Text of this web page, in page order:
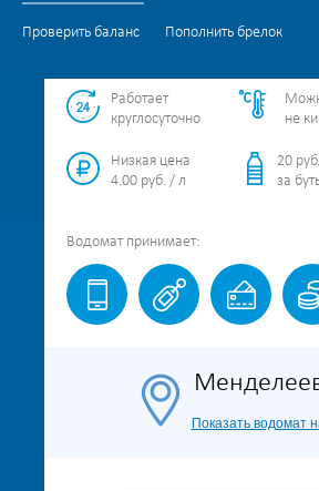
Проверить баланс Пополнить брелок
Работает
круглосуточно
не
Низкая цена
4.00 руб. / л
20
за
Водомат принимает:
Показать водомат